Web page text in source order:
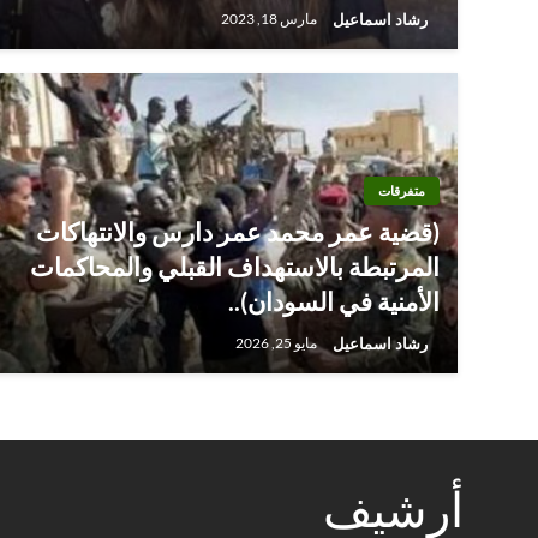
رشاد اسماعيل مارس 18, 2023
متفرقات
(قضية عمر محمد عمر دارس والانتهاكات
المرتبطة بالاستهداف القبلي والمحاكمات
الأمنية في السودان)..
رشاد اسماعيل مايو 25, 2026
أرشيف